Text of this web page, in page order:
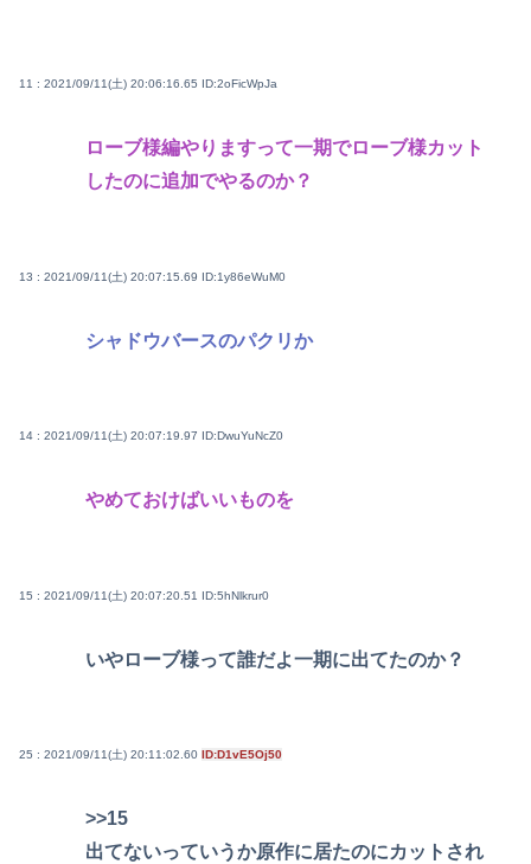
11 : 2021/09/11(土) 20:06:16.65 ID:2oFicWpJa
ローブ様編やりますって一期でローブ様カット
したのに追加でやるのか？
13 : 2021/09/11(土) 20:07:15.69 ID:1y86eWuM0
シャドウバースのパクリか
14 : 2021/09/11(土) 20:07:19.97 ID:DwuYuNcZ0
やめておけばいいものを
15 : 2021/09/11(土) 20:07:20.51 ID:5hNlkrur0
いやローブ様って誰だよ一期に出てたのか？
25 : 2021/09/11(土) 20:11:02.60 ID:D1vE5Oj50
>>15
出てないっていうか原作に居たのにカットされ